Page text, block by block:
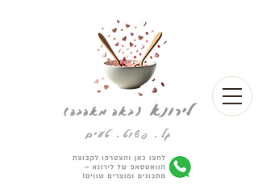
לירונא(באה מאהבה)
קל. פשוט. טעים